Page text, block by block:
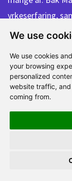
We use
We use cookies
your browsing
personalized
website traffic,
coming from.
yrkeserfaring,
akkreditert
av
Vi